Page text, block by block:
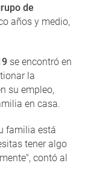
de
años y medio,
se encontró en
la
su empleo,
en casa.
familia está
tener algo
contó al